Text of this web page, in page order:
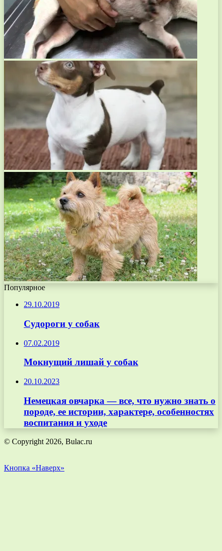
Популярное
29.10.2019
Судороги у собак
07.02.2019
Мокнущий лишай у собак
20.10.2023
Немецкая овчарка — все, что нужно знать о
породе, ее истории, характере, особенностях
воспитания и уходе
© Copyright 2026, Bulac.ru
Кнопка «Наверх»